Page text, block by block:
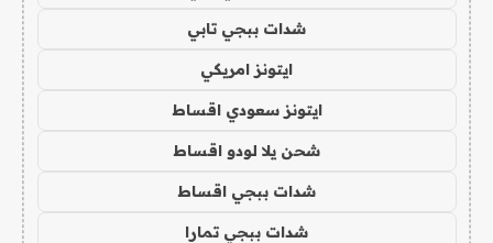
شدات ببجي تابي
ايتونز امريكي
ايتونز سعودي اقساط
شحن يلا لودو اقساط
شدات ببجي اقساط
شدات ببجي تمارا